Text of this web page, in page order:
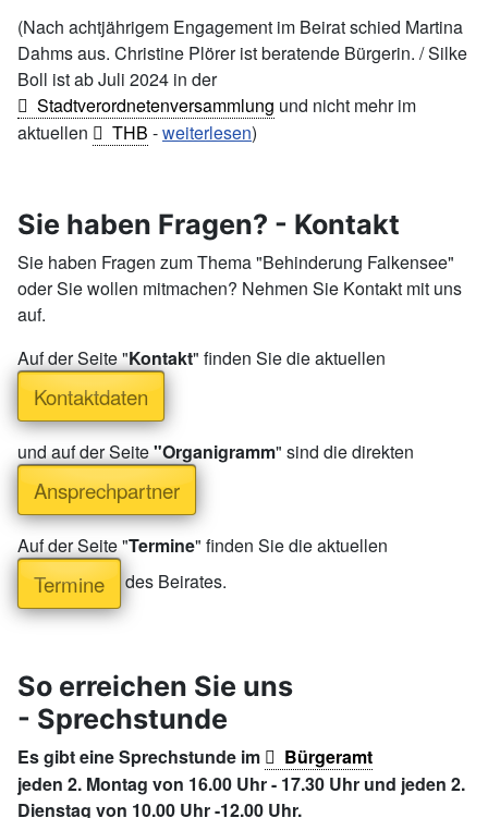
(Nach achtjährigem Engagement im Beirat schied Martina
Dahms aus. Christine Plörer ist beratende Bürgerin. / Silke
Boll ist ab Juli 2024 in der
Stadtverordnetenversammlung und nicht mehr im
aktuellen
THB -weiterlesen)
Sie haben Fragen? - Kontakt
Sie haben Fragen zum Thema "Behinderung Falkensee"
oder Sie wollen mitmachen? Nehmen Sie Kontakt mit uns
auf.
Auf der Seite "Kontakt" finden Sie die aktuellen
Kontaktdaten
und auf der Seite"Organigramm" sind die direkten
Ansprechpartner
Auf der Seite "Termine" finden Sie die aktuellen
Termine des Beirates.
So erreichen Sie uns
- Sprechstunde
Es gibt eine Sprechstunde im
Bürgeramt
jeden 2. Montag von 16.00 Uhr - 17.30 Uhr und jeden 2.
Dienstag von 10.00 Uhr -12.00 Uhr.